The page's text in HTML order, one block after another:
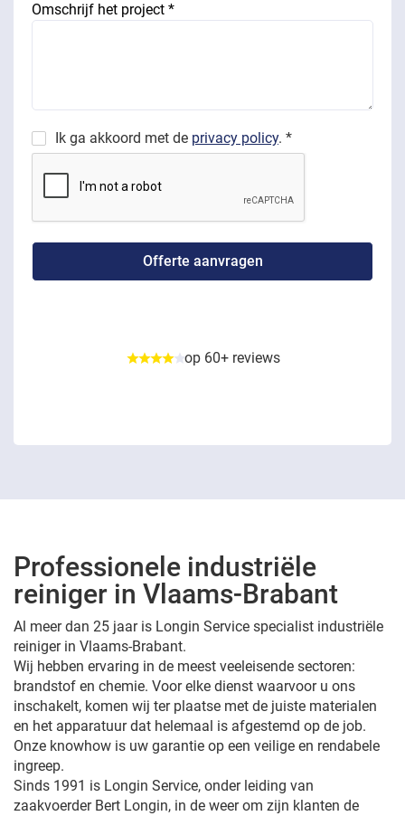
Omschrijf het project *
Ik ga akkoord met de privacy policy. *
op 60+ reviews
Professionele industriële
reiniger in Vlaams-Brabant
Al meer dan 25 jaar is Longin Service specialist industriële
reiniger in Vlaams-Brabant.
Wij hebben ervaring in de meest veeleisende sectoren:
brandstof en chemie. Voor elke dienst waarvoor u ons
inschakelt, komen wij ter plaatse met de juiste materialen
en het apparatuur dat helemaal is afgestemd op de job.
Onze knowhow is uw garantie op een veilige en rendabele
ingreep.
Sinds 1991 is Longin Service, onder leiding van
zaakvoerder Bert Longin, in de weer om zijn klanten de